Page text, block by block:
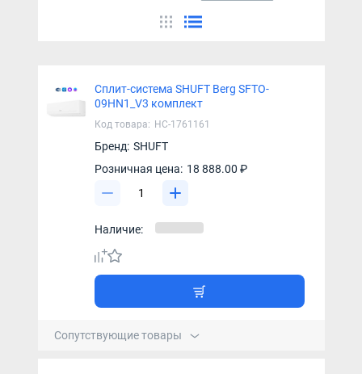
Сплит-система SHUFT Berg SFTO-
09HN1_V3 комплект
Код товара: НС-1761161
Бренд: SHUFT
Розничная цена: 18 888.00 ₽
Наличие:
Сопутствующие товары